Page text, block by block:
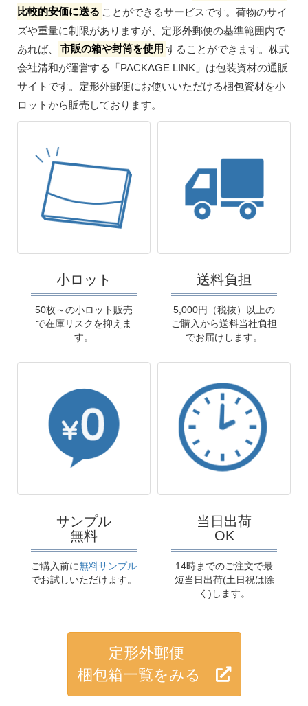
比較的安価に送る ことができるサービスです。荷物のサイ
ズや重量に制限がありますが、定形外郵便の基準範囲内で
あれば、
市販の箱や封筒を使用 することができます。株式
会社清和が運営する「PACKAGE LINK」は包装資材の通販
サイトです。定形外郵便にお使いいただける梱包資材を小
ロットから販売しております。
小ロット
50枚～の小ロット販売
で在庫リスクを抑えま
す。
送料負担
5,000円（税抜）以上の
ご購入から送料当社負担
でお届けします。
サンプル
無料
ご購入前に無料サンプル
でお試しいただけます。
当日出荷
OK
14時までのご注文で最
短当日出荷(土日祝は除
く)します。
定形外郵便
梱包箱一覧をみる